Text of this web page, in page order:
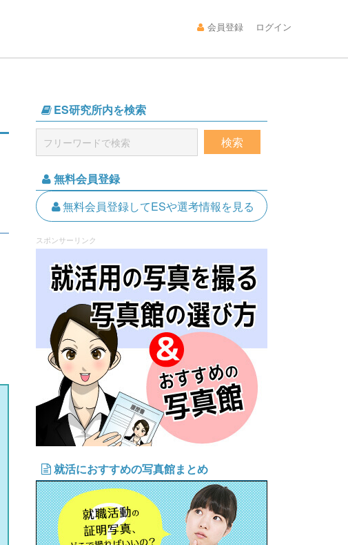
会員登録 ログイン
ES研究所内を検索
無料会員登録
無料会員登録してESや選考情報を見る
スポンサーリンク
就活におすすめの写真館まとめ